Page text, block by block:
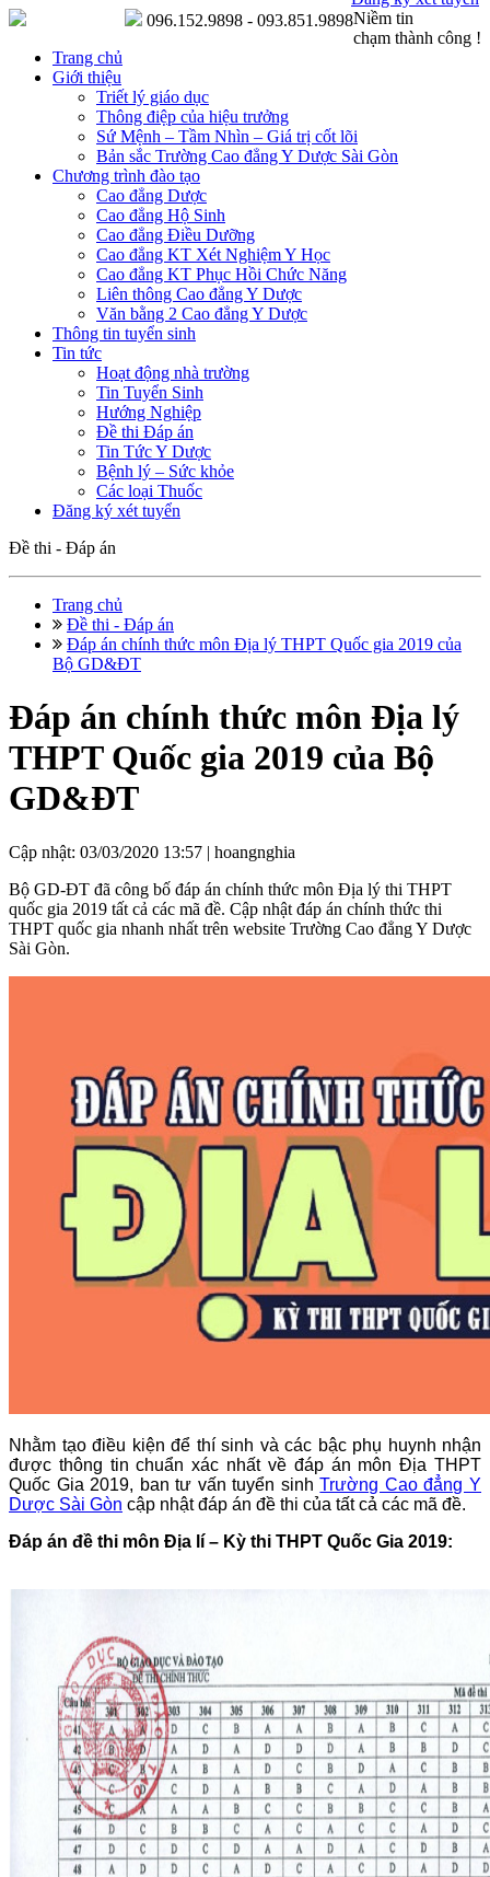
Niềm tin
chạm thành công !
096.152.9898 - 093.851.9898
Trang chủ
Giới thiệu
Triết lý giáo dục
Thông điệp của hiệu trưởng
Sứ Mệnh – Tầm Nhìn – Giá trị cốt lõi
Bản sắc Trường Cao đẳng Y Dược Sài Gòn
Chương trình đào tạo
Cao đẳng Dược
Cao đẳng Hộ Sinh
Cao đẳng Điều Dưỡng
Cao đẳng KT Xét Nghiệm Y Học
Cao đẳng KT Phục Hồi Chức Năng
Liên thông Cao đẳng Y Dược
Văn bằng 2 Cao đẳng Y Dược
Thông tin tuyển sinh
Tin tức
Hoạt động nhà trường
Tin Tuyển Sinh
Hướng Nghiệp
Đề thi Đáp án
Tin Tức Y Dược
Bệnh lý – Sức khỏe
Các loại Thuốc
Đăng ký xét tuyển
Đề thi - Đáp án
Trang chủ
Đề thi - Đáp án
Đáp án chính thức môn Địa lý THPT Quốc gia 2019 của
Bộ GD&ĐT
Đáp án chính thức môn Địa lý
THPT Quốc gia 2019 của Bộ
GD&ĐT
Cập nhật: 03/03/2020 13:57 | hoangnghia
Bộ GD-ĐT đã công bố đáp án chính thức môn Địa lý thi THPT
quốc gia 2019 tất cả các mã đề. Cập nhật đáp án chính thức thi
THPT quốc gia nhanh nhất trên website Trường Cao đẳng Y Dược
Sài Gòn.
Nhằm tạo điều kiện để thí sinh và các bậc phụ huynh nhận
được thông tin chuẩn xác nhất về đáp án môn Địa THPT
Quốc Gia 2019, ban tư vấn tuyển sinhTrường Cao đẳng Y
Dược Sài Gòn cập nhật đáp án đề thi của tất cả các mã đề.
Đáp án đề thi môn Địa lí – Kỳ thi THPT Quốc Gia 2019: